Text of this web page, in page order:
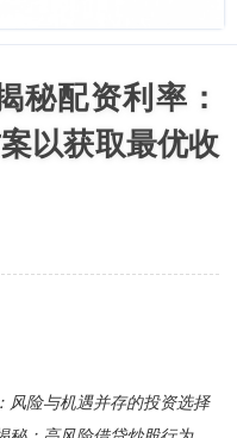
秘配资利率：
以获取最优收
风险与机遇并存的投资选择